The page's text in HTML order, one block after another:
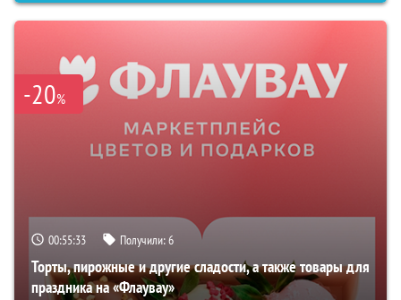
-20%
00:55:32 Получили:6
Торты, пирожные и другие сладости, а также товары для
праздника на «Флаувау»